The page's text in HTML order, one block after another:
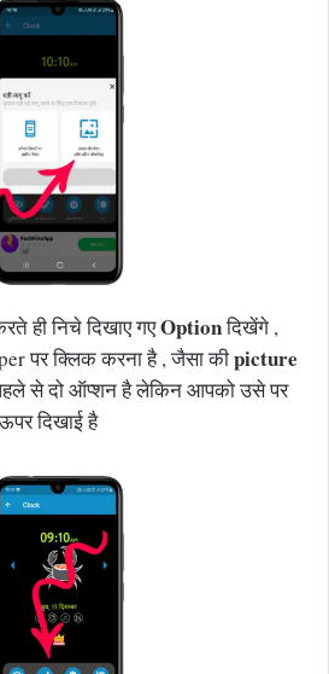
ही निचे दिखाए गएOptionदिखेंगे ,
पर क्लिक करना है , जैसा कीpicture
पहले से दो ऑप्शन है लेकिन आपको उसे पर
दिखाई है